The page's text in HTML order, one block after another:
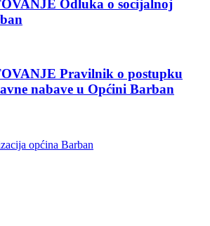
Odluka o socijalnoj
Pravilnik o postupku
nabave u Općini Barban
općina Barban